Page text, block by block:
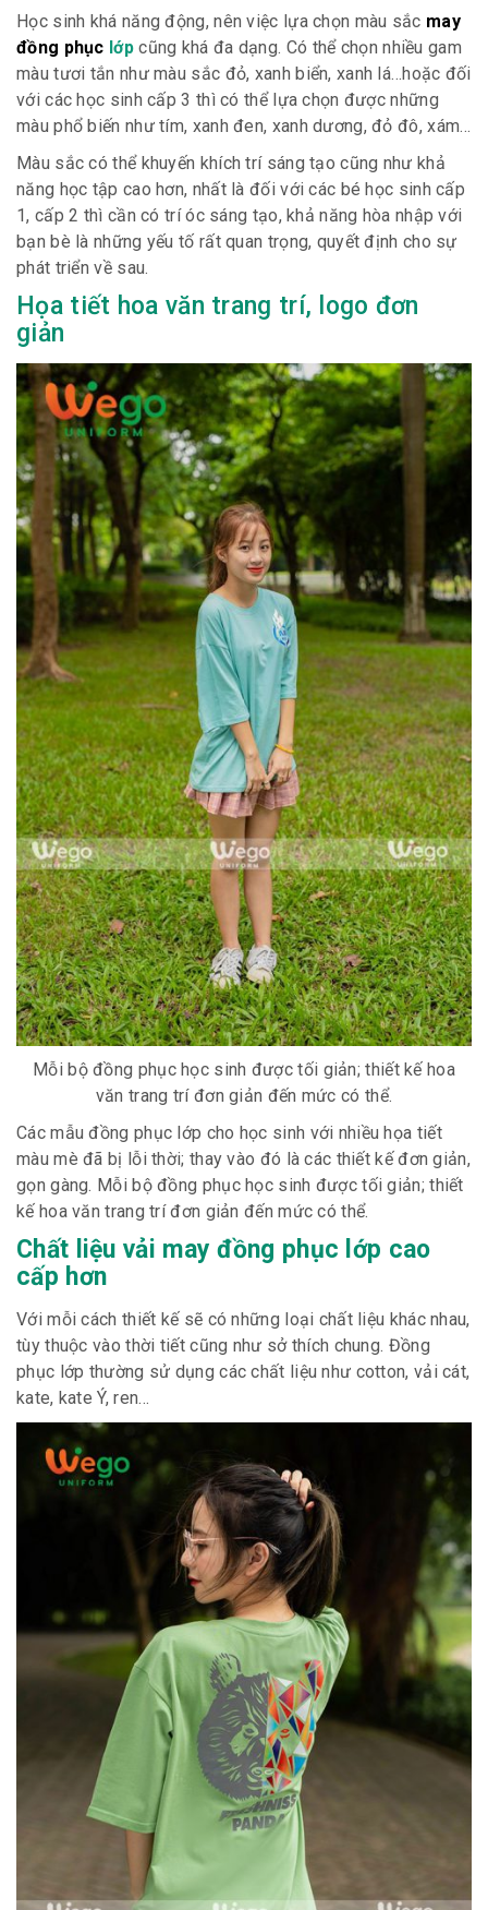
Học sinh khá năng động, nên việc lựa chọn màu sắc may
đồng phục lớpcũng khá đa dạng. Có thể chọn nhiều gam
màu tươi tắn như màu sắc đỏ, xanh biển, xanh lá…hoặc đối
với các học sinh cấp 3 thì có thể lựa chọn được những
màu phổ biến như tím, xanh đen, xanh dương, đỏ đô, xám…
Màu sắc có thể khuyến khích trí sáng tạo cũng như khả
năng học tập cao hơn, nhất là đối với các bé học sinh cấp
1, cấp 2 thì cần có trí óc sáng tạo, khả năng hòa nhập với
bạn bè là những yếu tố rất quan trọng, quyết định cho sự
phát triển về sau.
Họa tiết hoa văn trang trí, logo đơn
giản
Mỗi bộ đồng phục học sinh được tối giản; thiết kế hoa
văn trang trí đơn giản đến mức có thể.
Các mẫu đồng phục lớp cho học sinh với nhiều họa tiết
màu mè đã bị lỗi thời; thay vào đó là các thiết kế đơn giản,
gọn gàng. Mỗi bộ đồng phục học sinh được tối giản; thiết
kế hoa văn trang trí đơn giản đến mức có thể.
Chất liệu vải may đồng phục lớp cao
cấp hơn
Với mỗi cách thiết kế sẽ có những loại chất liệu khác nhau,
tùy thuộc vào thời tiết cũng như sở thích chung. Đồng
phục lớp thường sử dụng các chất liệu như cotton, vải cát,
kate, kate Ý, ren…